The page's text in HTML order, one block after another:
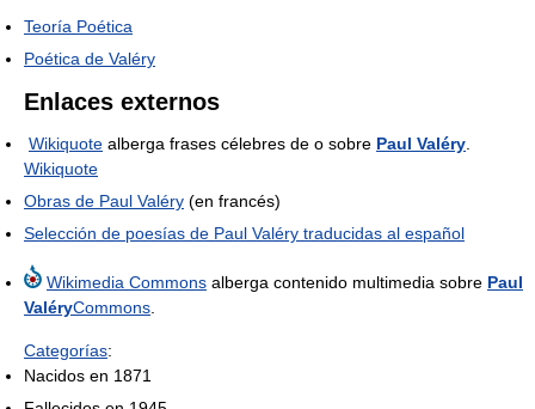
Teoría Poética
Poética de Valéry
Enlaces externos
Wikiquote alberga frases célebres de o sobre Paul Valéry
Wikiquote
Obras de Paul Valéry (en francés)
Selección de poesías de Paul Valéry traducidas al español
Wikimedia Commons alberga contenido multimedia sobre Paul
ValéryCommons
Categorías:
Nacidos en 1871